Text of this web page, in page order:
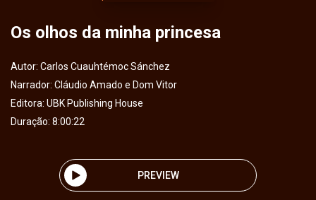
Os olhos da minha princesa
Autor: Carlos Cuauhtémoc Sánchez
Narrador: Cláudio Amado e Dom Vitor
Editora: UBK Publishing House
Duração: 8:00:22
PREVIEW